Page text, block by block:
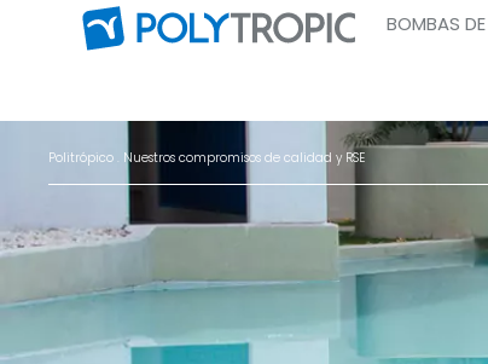
BOMBAS
Politrópico . Nuestros compromisos de calidad y RSE